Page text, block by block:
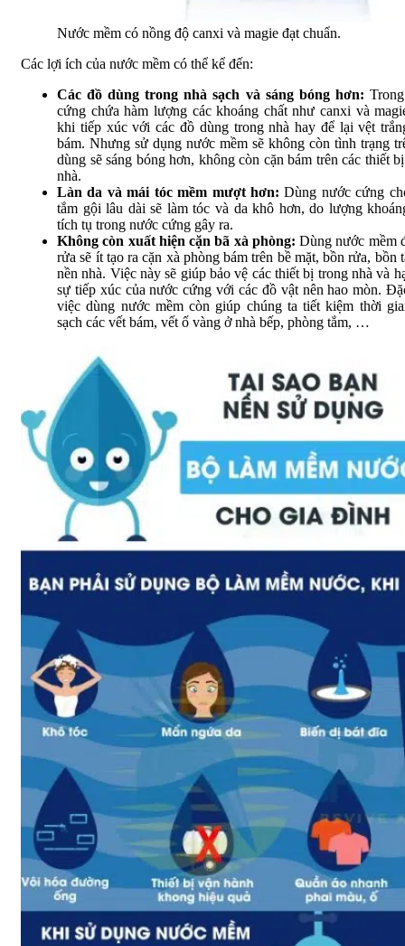
Nước mềm có nồng độ canxi và magie đạt chuẩn.
Các lợi ích của nước mềm có thể kể đến:
Các đồ dùng trong nhà sạch và sáng bóng hơn:
cứng chứa hàm lượng các khoáng chất như canxi và
khi tiếp xúc với các đồ dùng trong nhà hay để lại vệt
bám. Nhưng sử dụng nước mềm sẽ không còn tình trạng
dùng sẽ sáng bóng hơn, không còn cặn bám trên các thiết
nhà.
Làn da và mái tóc mềm mượt hơn:Dùng nước cứng
tắm gội lâu dài sẽ làm tóc và da khô hơn, do lượng
tích tụ trong nước cứng gây ra.
Không còn xuất hiện cặn bã xà phòng: Dùng nước mềm
rửa sẽ ít tạo ra cặn xà phòng bám trên bề mặt, bồn rửa, bồn
nền nhà. Việc này sẽ giúp bảo vệ các thiết bị trong nhà và
sự tiếp xúc của nước cứng với các đồ vật nên hao mòn.
việc dùng nước mềm còn giúp chúng ta tiết kiệm thời
sạch các vết bám, vết ố vàng ở nhà bếp, phòng tắm, …